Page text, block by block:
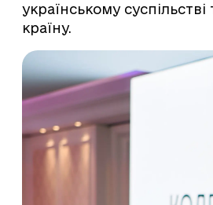
українському
країну.